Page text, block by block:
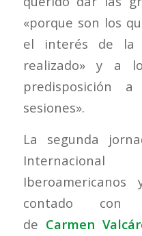
«porque son los
el interés de la
realizado» y a
predisposición
sesiones».
La segunda
contado con
de Carmen